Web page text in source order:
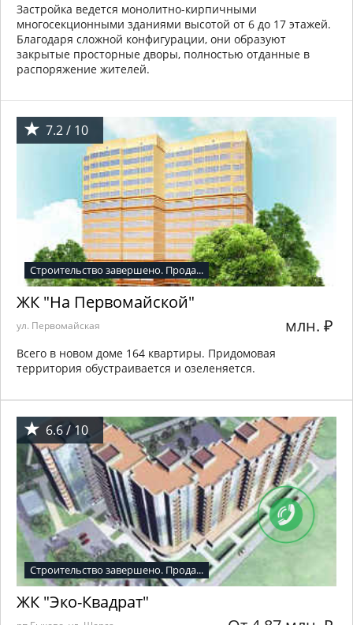
Застройка ведется монолитно-кирпичными
многосекционными зданиями высотой от 6 до 17 этажей.
Благодаря сложной конфигурации, они образуют
закрытые просторные дворы, полностью отданные в
распоряжение жителей.
7.2 / 10
Строительство завершено. Прода...
ЖК "На Первомайской"
ул. Первомайская млн. ₽
Всего в новом доме 164 квартиры. Придомовая
территория обустраивается и озеленяется.
6.6 / 10
Строительство завершено. Прода...
ЖК "Эко-Квадрат"